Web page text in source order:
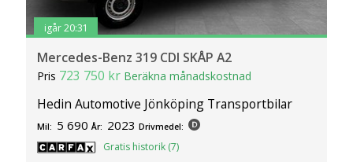
igår 20:31
Mercedes-Benz 319 CDI SKÅP A2
Pris 723 750 kr Beräkna månadskostnad
Hedin Automotive Jönköping Transportbilar
Mil: 5 690 År: 2023 Drivmedel:
Gratis historik (7)